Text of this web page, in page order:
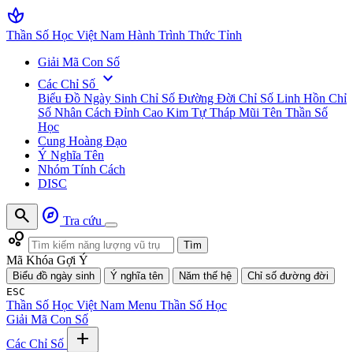
spa
Thần Số Học Việt Nam Hành Trình Thức Tỉnh
Giải Mã Con Số
Các Chỉ Số expand_more
Biểu Đồ Ngày Sinh Chỉ Số Đường Đời Chỉ Số Linh Hồn Chỉ
Số Nhân Cách Đỉnh Cao Kim Tự Tháp Mũi Tên Thần Số
Học
Cung Hoàng Đạo
Ý Nghĩa Tên
Nhóm Tính Cách
DISC
search explore Tra cứu
bubble_chart Tìm
Mã Khóa Gợi Ý
Biểu đồ ngày sinh Ý nghĩa tên Năm thế hệ
Chỉ số đường đời
ESC
Thần Số Học Việt Nam Menu Thần Số Học
Giải Mã Con Số
Các Chỉ Số
add